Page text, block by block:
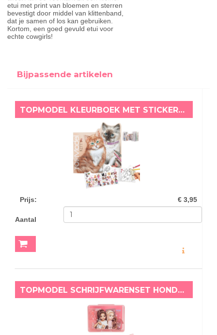
etui met print van bloemen en sterren
bevestigt door middel van klittenband,
dat je samen of los kan gebruiken.
Kortom, een goed gevuld etui voor
echte cowgirls!
Bijpassende artikelen
TOPMODEL KLEURBOEK MET STICKERS KITTY
Prijs: € 3,95
Aantal
TOPMODEL SCHRIJFWARENSET HONDEN EN KATTEN